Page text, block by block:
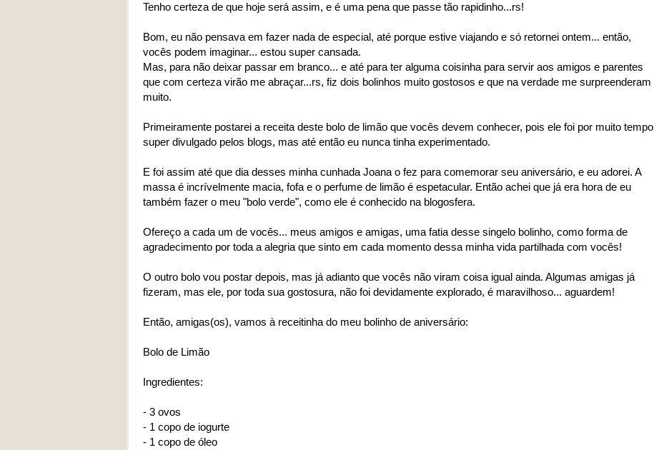
Tenho certeza de que hoje será assim, e é uma pena que passe tão rapidinho...rs!
Bom, eu não pensava em fazer nada de especial, até porque estive viajando e só retornei ontem... então,
vocês podem imaginar... estou super cansada.
Mas, para não deixar passar em branco... e até para ter alguma coisinha para servir aos amigos e parentes
que com certeza virão me abraçar...rs, fiz dois bolinhos muito gostosos e que na verdade me surpreenderam
muito.
Primeiramente postarei a receita deste bolo de limão que vocês devem conhecer, pois ele foi por muito tempo
super divulgado pelos blogs, mas até então eu nunca tinha experimentado.
E foi assim até que dia desses minha cunhada Joana o fez para comemorar seu aniversário, e eu adorei. A
massa é incrívelmente macia, fofa e o perfume de limão é espetacular. Então achei que já era hora de eu
também fazer o meu "bolo verde", como ele é conhecido na blogosfera.
Ofereço a cada um de vocês... meus amigos e amigas, uma fatia desse singelo bolinho, como forma de
agradecimento por toda a alegria que sinto em cada momento dessa minha vida partilhada com vocês!
O outro bolo vou postar depois, mas já adianto que vocês não viram coisa igual ainda. Algumas amigas já
fizeram, mas ele, por toda sua gostosura, não foi devidamente explorado, é maravilhoso... aguardem!
Então, amigas(os), vamos à receitinha do meu bolinho de aniversário:
Bolo de Limão
Ingredientes:
- 3 ovos
- 1 copo de iogurte
- 1 copo de óleo